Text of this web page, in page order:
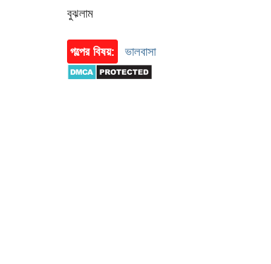
বুঝলাম
গল্পের বিষয়: ভালবাসা